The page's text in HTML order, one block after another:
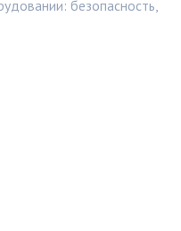
безопасность,